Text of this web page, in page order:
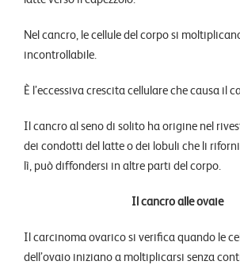
Nel cancro, le cellule del corpo si
incontrollabile.
È l’eccessiva crescita cellulare che causa il
Il cancro al seno di solito ha origine nel
dei condotti del latte o dei lobuli che li
lì, può diffondersi in altre parti del corpo.
Il cancro alle ovaie
Il carcinoma ovarico si verifica quando le
dell’ovaio iniziano a moltiplicarsi senza